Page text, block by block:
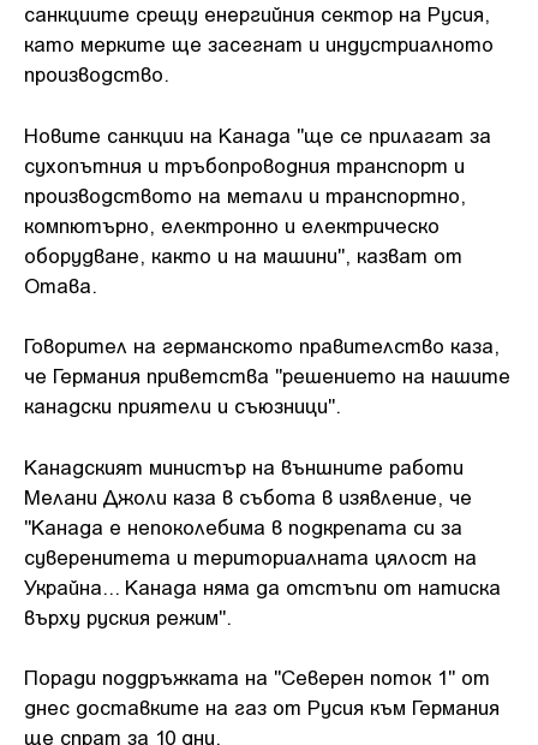
санкциите срещу енергийния сектор на Русия,
като мерките ще засегнат и индустриалното
производство.
Новите санкции на Канада "ще се прилагат за
сухопътния и тръбопроводния транспорт и
производството на метали и транспортно,
компютърно, електронно и електрическо
оборудване, както и на машини", казват от
Отава.
Говорител на германското правителство каза,
че Германия приветства "решението на нашите
канадски приятели и съюзници".
Канадският министър на външните работи
Мелани Джоли каза в събота в изявление, че
"Канада е непоколебима в подкрепата си за
суверенитета и териториалната цялост на
Украйна... Канада няма да отстъпи от натиска
върху руския режим".
Поради поддръжката на "Северен поток 1" от
днес доставките на газ от Русия към Германия
ще спрат за 10 дни.